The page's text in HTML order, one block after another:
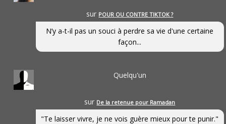
sur POUR OU CONTRE TIKTOK ?
N’y a-t-il pas un souci à perdre sa vie d'une certaine
façon...
Quelqu'un
sur De la retenue pour Ramadan
"Te laisser vivre, je ne vois guère mieux pour te punir."